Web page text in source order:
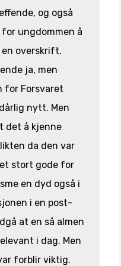
og også
ungdommen å
overskrift.
ja, men
for Forsvaret
nytt. Men
det å kjenne
da den var
stort gode for
en dyd også i
i en post-
at en så almen
i dag. Men
forblir viktig.